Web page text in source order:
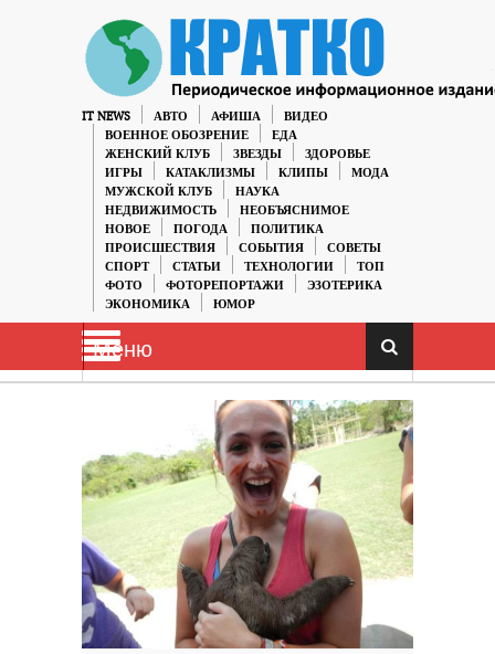
IT NEWS АВТО АФИША
ВИДЕО
ВОЕННОЕ ОБОЗРЕНИЕ
ЕДА
ЖЕНСКИЙ КЛУБ
ЗВЕЗДЫ
ЗДОРОВЬЕ
ИГРЫ
КАТАКЛИЗМЫ КЛИПЫ
МОДА
МУЖСКОЙ КЛУБ
НАУКА
НЕДВИЖИМОСТЬ
НЕОБЪЯСНИМОЕ
НОВОЕ
ПОГОДА
ПОЛИТИКА
ПРОИСШЕСТВИЯ
СОБЫТИЯ
СОВЕТЫ
СПОРТ
СТАТЬИ ТЕХНОЛОГИИ
ТОП
ФОТО
ФОТОРЕПОРТАЖИ
ЭЗОТЕРИКА
ЭКОНОМИКА
ЮМОР
Меню